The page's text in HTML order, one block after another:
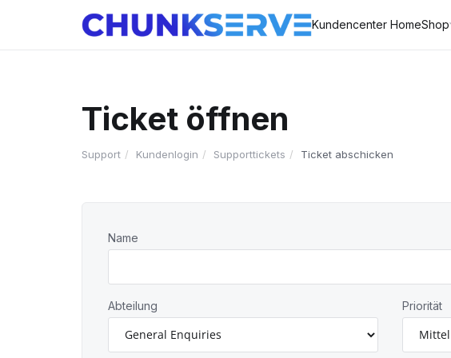
Kundencenter HomeShop
Ticket öffnen
Support Kundenlogin Supporttickets Ticket abschicken
Name
Abteilung Priorität